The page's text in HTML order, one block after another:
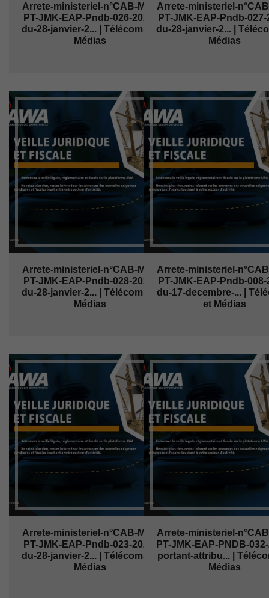
Arrete-ministeriel-n°CAB-MIN-
PT-JMK-EAP-Pndb-026-2026-
du-28-janvier-2... | Télécoms et
Médias
Arrete-ministeriel-
PT-JMK-EAP-Pndb-027-
du-28-janvier-2... |
Médias
Arrete-ministeriel-n°CAB-MIN-
PT-JMK-EAP-Pndb-028-2026-
du-28-janvier-2... | Télécoms et
Médias
Arrete-ministeriel-
PT-JMK-EAP-Pndb-008-
du-17-decembre-... |
et Médias
Arrete-ministeriel-n°CAB-MIN-
PT-JMK-EAP-Pndb-023-2026-
du-28-janvier-2... | Télécoms et
Médias
Arrete-ministeriel-
PT-JMK-EAP-PNDB-
portant-attribu... |
Médias